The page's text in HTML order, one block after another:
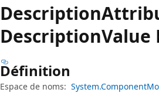
Description
DescriptionValue
Définition
Espace de noms: